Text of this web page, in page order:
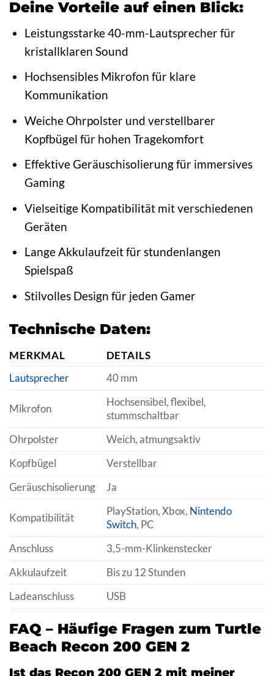
Deine Vorteile auf einen Blick:
Leistungsstarke 40-mm-Lautsprecher für
kristallklaren Sound
Hochsensibles Mikrofon für klare
Kommunikation
Weiche Ohrpolster und verstellbarer
Kopfbügel für hohen Tragekomfort
Effektive Geräuschisolierung für immersives
Gaming
Vielseitige Kompatibilität mit verschiedenen
Geräten
Lange Akkulaufzeit für stundenlangen
Spielspaß
Stilvolles Design für jeden Gamer
Technische Daten:
MERKMAL
DETAILS
Lautsprecher
40 mm
Mikrofon
Hochsensibel, flexibel,
stummschaltbar
Ohrpolster
Weich, atmungsaktiv
Kopfbügel
Verstellbar
Geräuschisolierung
Ja
Kompatibilität
PlayStation, Xbox, Nintendo
Switch, PC
Anschluss
3,5-mm-Klinkenstecker
Akkulaufzeit
Bis zu 12 Stunden
Ladeanschluss
USB
FAQ – Häufige Fragen zum Turtle
Beach Recon 200 GEN 2
Ist das Recon 200 GEN 2 mit meiner